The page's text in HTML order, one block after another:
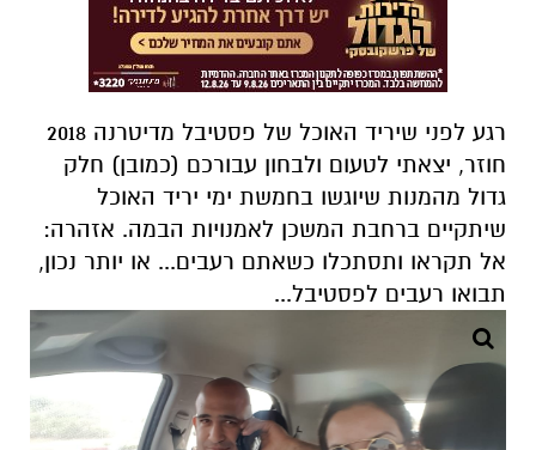
רגע לפני שיריד האוכל של פסטיבל מדיטרנה 2018
חוזר, יצאתי לטעום ולבחון עבורכם (כמובן) חלק
גדול מהמנות שיוגשו בחמשת ימי יריד האוכל
שיתקיים ברחבת המשכן לאמנויות הבמה. אזהרה:
אל תקראו ותסתכלו כשאתם רעבים... או יותר נכון,
תבואו רעבים לפסטיבל...